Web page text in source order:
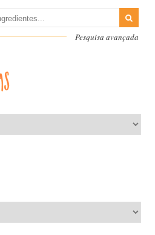
Pesquisa avançada